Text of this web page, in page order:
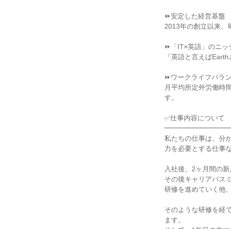
⏩安定した経営基盤
2013年の創立以来、
⏩「IT×英語」のニッ
「英語と言えば
⏩ワークライフバラ
月平均所定外労働時
す。
✅仕事内容について
私たちの仕事は、分
力を必要とする仕事
入社後、2ヶ月間の
その後キャリアパス
研修を進めていく他
そのような研修を経
ます。